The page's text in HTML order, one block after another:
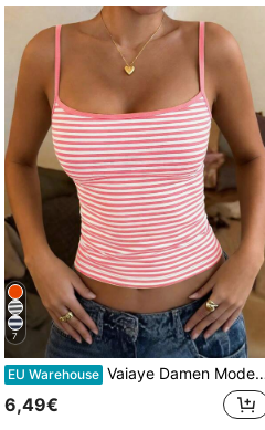
7
EU Warehouse Vaiaye Damen Mode Unterwäsche Stil Top, Sommer gestreiftes Muster Rundhals Slim Fit Lässig Urlaub sexy Camisole Rosa
6,49€